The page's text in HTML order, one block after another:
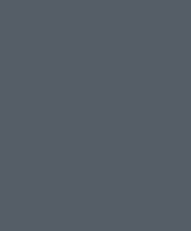
σε
για
από
από ΗΑΕ
και
τη Σερβία
έναρξη του